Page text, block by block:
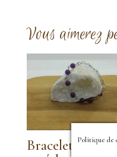
à
Vous aimerez
Bracelet
Politique de